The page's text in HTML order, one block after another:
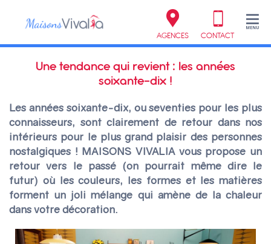
AGENCES CONTACT
Une tendance qui revient : les années
soixante-dix !
Les années soixante-dix, ou seventies pour les plus
connaisseurs, sont clairement de retour dans nos
intérieurs pour le plus grand plaisir des personnes
nostalgiques ! MAISONS VIVALIA vous propose un
retour vers le passé (on pourrait même dire le
futur) où les couleurs, les formes et les matières
forment un joli mélange qui amène de la chaleur
dans votre décoration.